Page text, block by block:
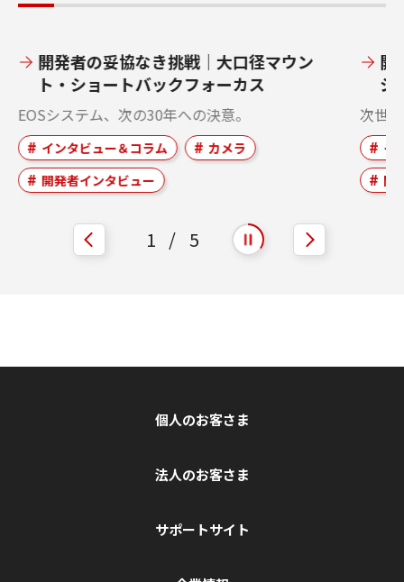
開発者の妥協なき挑戦｜大口径マウン
ト・ショートバックフォーカス
EOSシステム、次の30年への決意。
インタビュー＆コラム
カメラ
開発者インタビュー
開
シ
次世
イ
開
1 / 5 自動再生を開始
自動再生を停止
個人のお客さま
法人のお客さま
サポートサイト